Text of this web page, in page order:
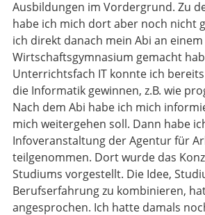
Ausbildungen im Vordergrund. Zu
habe ich mich dort aber noch nicht
ich direkt danach mein Abi an einem
Wirtschaftsgymnasium gemacht
Unterrichtsfach IT konnte ich
die Informatik gewinnen, z.B. wie
Nach dem Abi habe ich mich
mich weitergehen soll. Dann habe
Infoveranstaltung der Agentur für
teilgenommen. Dort wurde das
Studiums vorgestellt. Die Idee,
Berufserfahrung zu kombinieren,
angesprochen. Ich hatte damals